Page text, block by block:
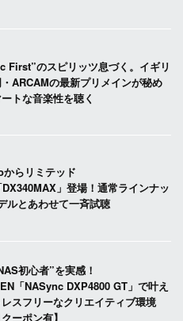
First”のスピリッツ息づく。イギリ
ARCAMの最新プリメインが秘め
トな音楽性を聴く
らリミテッド
」登場！通常ラインナッ
ルとあわせて一斉試聴
初心者”を実感！
「NASync DXP4800 GT」で叶え
スフリーなクリエイティブ環境
クーポン有】